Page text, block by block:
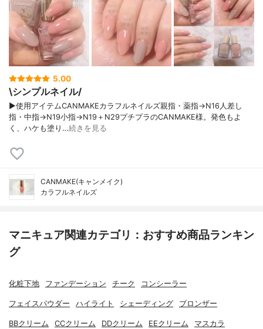
5.00
\シンプルネイル/
▶使用アイテムCANMAKEカラフルネイルズ親指・薬指→N16人差し
指・中指→N19小指→N19＋N29プチプラのCANMAKE様。発色もよ
く、ハケも塗り…続きを見る
CANMAKE(キャンメイク)
カラフルネイルズ
マニキュア関連カテゴリ：おすすめ商品ランキン
グ
化粧下地 ファンデーション チーク コンシーラー
フェイスパウダー ハイライト シェーディング ブロンザー
BBクリーム CCクリーム DDクリーム EEクリーム マスカラ